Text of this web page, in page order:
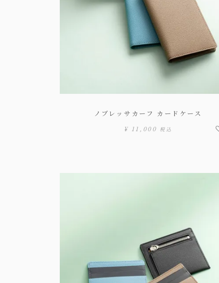
ノブレッサカーフ カードケース
¥ 11,000 税込